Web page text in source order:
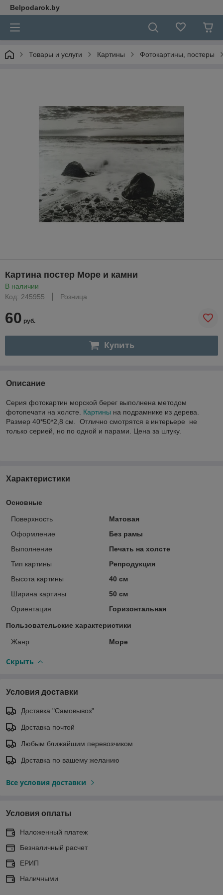
Belpodarok.by
Товары и услуги Картины Фотокартины, постеры
Картина постер Море и камни
В наличии
Код: 245955
Розница
60 руб.
Купить
Описание
Серия фотокартин морской берег выполнена методом
фотопечати на холсте. Картины на подрамнике из дерева.
Размер 40*50*2,8 см. Отлично смотрятся в интерьере не
только серией, но по одной и парами. Цена за штуку.
Характеристики
Основные
Поверхность
Матовая
Оформление
Без рамы
Выполнение
Печать на холсте
Тип картины
Репродукция
Высота картины
40 см
Ширина картины
50 см
Ориентация
Горизонтальная
Пользовательские характеристики
Жанр Море
Скрыть
Условия доставки
Доставка "Самовывоз"
Доставка почтой
Любым ближайшим перевозчиком
Доставка по вашему желанию
Все условия доставки
Условия оплаты
Наложенный платеж
Безналичный расчет
ЕРИП
Наличными